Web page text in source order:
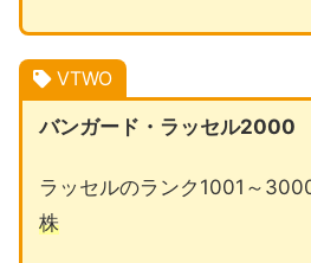
VTWO
バンガード・ラッセル2000
ラッセルのランク1001～
株